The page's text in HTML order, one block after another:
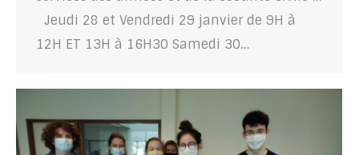
Jeudi 28 et Vendredi 29 janvier de 9H à
12H ET 13H à 16H30 Samedi 30…